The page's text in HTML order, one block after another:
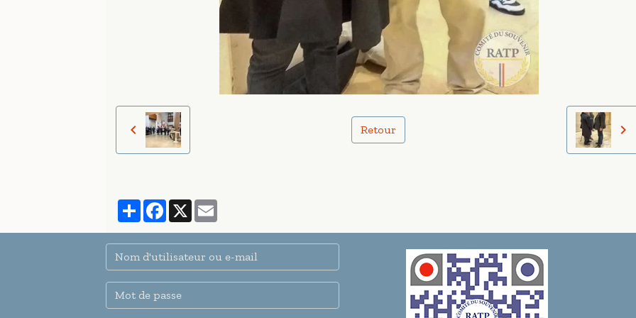
Retour
PartagerFacebook
X